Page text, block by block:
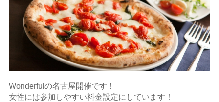
Wonderfulの名古屋開催です！
女性には参加しやすい料金設定にしています！